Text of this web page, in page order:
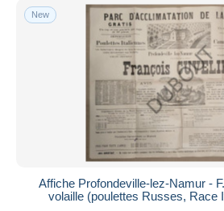
New
Affiche Profondeville-lez-Namur -
volaille (poulettes Russes, Race